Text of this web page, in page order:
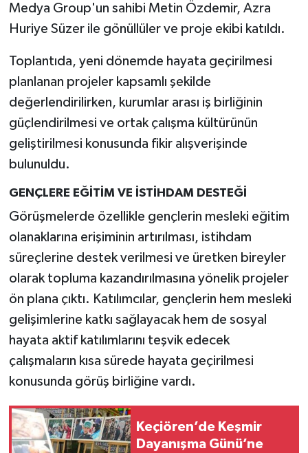
Medya Group'un sahibi Metin Özdemir, Azra
Huriye Süzer ile gönüllüler ve proje ekibi katıldı.
Toplantıda, yeni dönemde hayata geçirilmesi
planlanan projeler kapsamlı şekilde
değerlendirilirken, kurumlar arası iş birliğinin
güçlendirilmesi ve ortak çalışma kültürünün
geliştirilmesi konusunda fikir alışverişinde
bulunuldu.
GENÇLERE EĞİTİM VE İSTİHDAM DESTEĞİ
Görüşmelerde özellikle gençlerin mesleki eğitim
olanaklarına erişiminin artırılması, istihdam
süreçlerine destek verilmesi ve üretken bireyler
olarak topluma kazandırılmasına yönelik projeler
ön plana çıktı. Katılımcılar, gençlerin hem mesleki
gelişimlerine katkı sağlayacak hem de sosyal
hayata aktif katılımlarını teşvik edecek
çalışmaların kısa sürede hayata geçirilmesi
konusunda görüş birliğine vardı.
Keçiören’de Keşmir
Dayanışma Günü’ne